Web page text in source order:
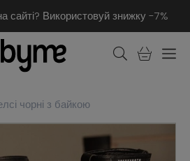
Використовуй знижку -7%
чорні з байкою